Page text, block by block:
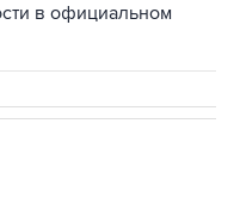
в официальном